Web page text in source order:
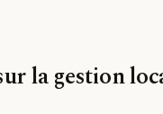
la gestion